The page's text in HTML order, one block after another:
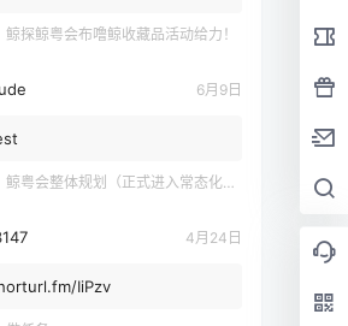
鲸探鲸粤会布噜鲸收藏品活动给力！
6月9日
鲸粤会整体规划（正式进入常态化运营）
4月24日
IiPzv